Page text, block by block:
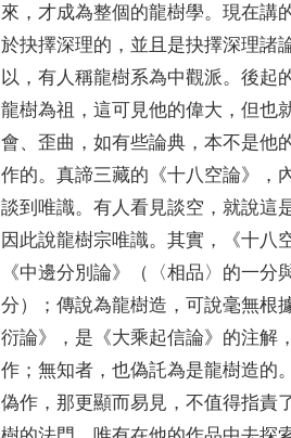
來 ， 才成為整個的龍樹學。現在講
於抉擇深理的 ， 並且是抉擇深理諸
以 ，有人稱龍樹系為中觀派。後起
龍樹為祖 ，這可見他的偉大 ，但也
會、歪曲 ，如有些論典 ，本不是他
作的。真諦三藏的 《十八空論》 ，
談到唯識。有人看見談空 ， 就說這
因此說龍樹宗唯識。其實 ， 《十八
《中邊分別論》 （ 〈相品〉 的一分
分）
；傳說為龍樹造 ，可說毫無根
衍論》 ， 是 《大乘起信論》 的注解
作 ；無知者 ，也偽託為是龍樹造的
偽作 ，那更顯而易見 ，不值得指責